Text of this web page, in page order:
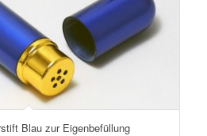
Blau zur Eigenbefüllung